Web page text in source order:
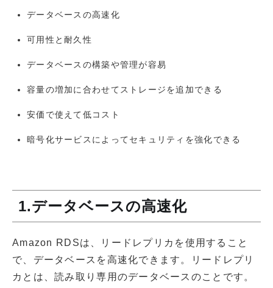
データベースの高速化
可用性と耐久性
データベースの構築や管理が容易
容量の増加に合わせてストレージを追加できる
安価で使えて低コスト
暗号化サービスによってセキュリティを強化できる
1.データベースの高速化
Amazon RDSは、リードレプリカを使用すること
で、データベースを高速化できます。リードレプリ
カとは、読み取り専用のデータベースのことです。